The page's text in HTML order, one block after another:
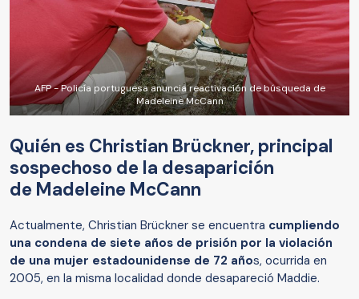
AFP - Policía portuguesa anuncia reactivación de búsqueda de
Madeleine McCann
Quién es Christian Brückner, principal
sospechoso de la desaparición
de Madeleine McCann
Actualmente, Christian Brückner se encuentra cumpliendo
una condena de siete años de prisión por la violación
de una mujer estadounidense de 72 años, ocurrida en
2005, en la misma localidad donde desapareció Maddie.